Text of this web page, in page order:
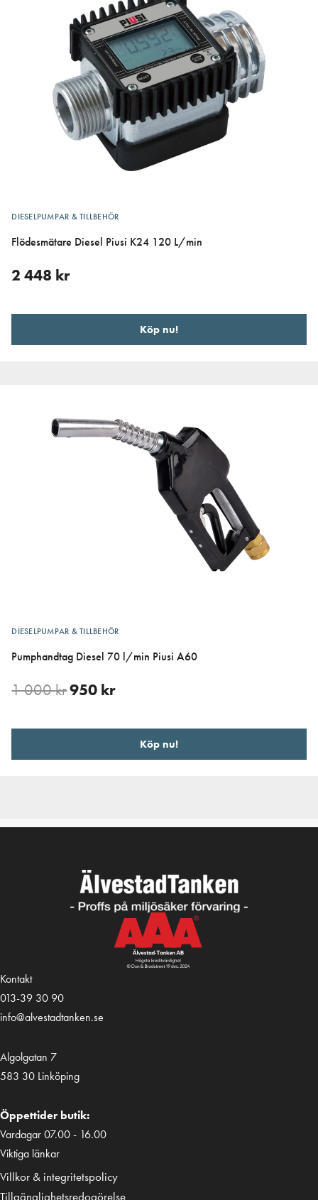
DIESELPUMPAR & TILLBEHÖR
Flödesmätare Diesel Piusi K24 120 L/min
2 448 kr
Köp nu!
DIESELPUMPAR & TILLBEHÖR
Pumphandtag Diesel 70 l/min Piusi A60
1 000kr950 kr
Köp nu!
Kontakt
013-39 30 90
info@alvestadtanken.se
Algolgatan 7
583 30 Linköping
Öppettider butik:
Vardagar 07.00 - 16.00
Viktiga länkar
Villkor & integritetspolicy
Tillgänglighetsredogörelse